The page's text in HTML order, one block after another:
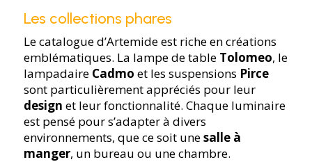
Les collections phares
Le catalogue d’Artemide est riche en créations
emblématiques. La lampe de table Tolomeo, le
lampadaire Cadmo et les suspensions Pirce
sont particulièrement appréciés pour leur
design et leur fonctionnalité. Chaque luminaire
est pensé pour s’adapter à divers
environnements, que ce soit unesalle à
manger, un bureau ou une chambre.